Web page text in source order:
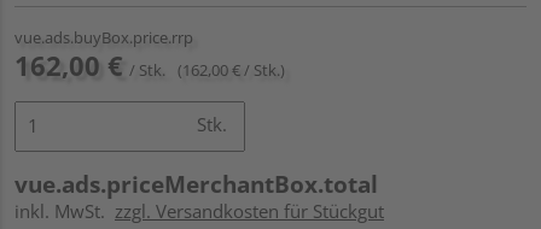
vue.ads.buyBox.price.rrp
162,00 € / Stk. (162,00 € / Stk.)
Stk.
vue.ads.priceMerchantBox.total
inkl. MwSt. zzgl. Versandkosten für Stückgut